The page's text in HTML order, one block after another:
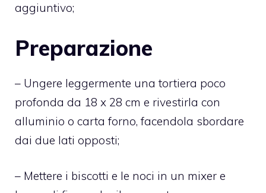
aggiuntivo;
Preparazione
– Ungere leggermente una tortiera poco
profonda da 18 x 28 cm e rivestirla con
alluminio o carta forno, facendola sbordare
dai due lati opposti;
– Mettere i biscotti e le noci in un mixer e